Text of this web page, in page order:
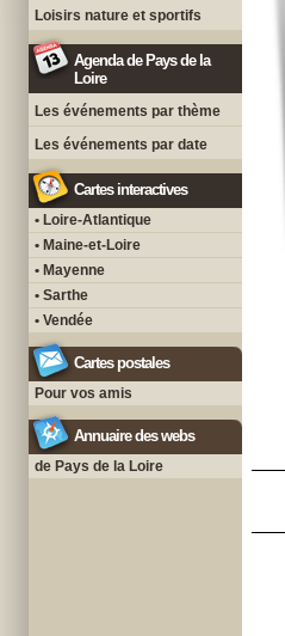
Loisirs nature et sportifs
Agenda de Pays de la
Loire
Les événements par thème
Les événements par date
Cartes interactives
• Loire-Atlantique
• Maine-et-Loire
• Mayenne
• Sarthe
• Vendée
Cartes postales
Pour vos amis
Annuaire des webs
de Pays de la Loire